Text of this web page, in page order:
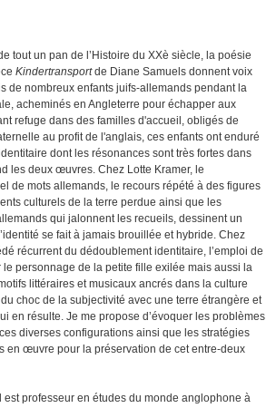
tout un pan de l’Histoire du XXè siècle, la poésie
Kindertransportde Diane Samuels donnent voix
de nombreux enfants juifs-allemands pendant la
acheminés en Angleterre pour échapper aux
refuge dans des familles d'accueil, obligés de
au profit de l'anglais, ces enfants ont enduré
dont les résonances sont très fortes dans
les deux œuvres. Chez Lotte Kramer, le
de mots allemands, le recours répété à des figures
culturels de la terre perdue ainsi que les
qui jalonnent les recueils, dessinent un
se fait à jamais brouillée et hybride. Chez
récurrent du dédoublement identitaire, l’emploi de
le personnage de la petite fille exilée mais aussi la
littéraires et musicaux ancrés dans la culture
choc de la subjectivité avec une terre étrangère et
en résulte. Je me propose d’évoquer les problèmes
diverses configurations ainsi que les stratégies
en œuvre pour la préservation de cet entre-deux
est professeur en études du monde anglophone à